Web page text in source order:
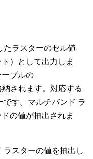
たラスターのセル値
）として出力しま
ーブルの
されます。対応する
です。マルチバンド ラ
の値が抽出されま
ラスターの値を抽出し